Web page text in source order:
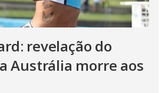
revelação do
Austrália morre aos